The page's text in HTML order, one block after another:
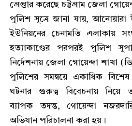
গ্রেপ্তার করেছে চট্টগ্রাম জেলা
পুলিশ সূত্রে জানা যায়,
ইউনিয়নের চেনামতি এলাকায়
হত্যাকাণ্ডের পরপরই পুলিশ
নির্দেশনায় জেলা গোয়েন্দা শাখা
পুলিশের সমন্বয়ে একাধিক
ঘটনার গুরুত্ব বিবেচনায় নিয়ে
ব্যাপক তদন্ত, গোয়েন্দা
অভিযান পরিচালনা করা হয়।